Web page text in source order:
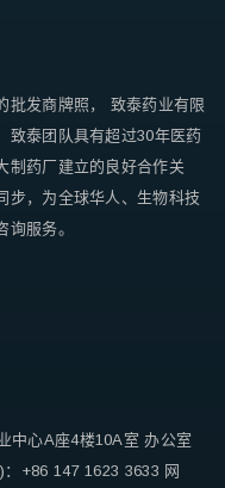
批发商牌照， 致泰药业有限
致泰团队具有超过30年医药
制药厂建立的良好合作关
步，为全球华人、生物科技
服务。
中心A座4楼10A室 办公室
+86 147 1623 3633 网